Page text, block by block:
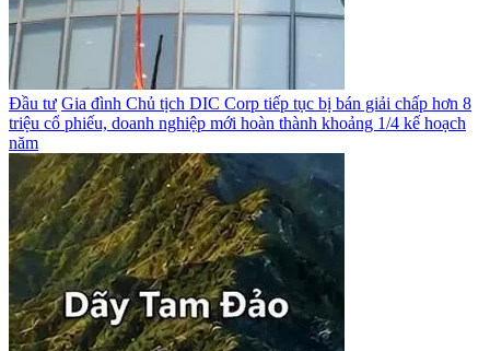
Đầu tư Gia đình Chủ tịch DIC Corp tiếp tục bị bán giải chấp hơn 8
triệu cổ phiếu, doanh nghiệp mới hoàn thành khoảng 1/4 kế hoạch
năm